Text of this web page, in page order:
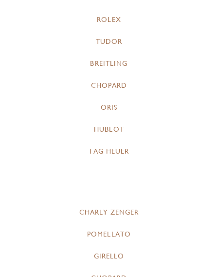
ROLEX
TUDOR
BREITLING
CHOPARD
ORIS
HUBLOT
TAG HEUER
CHARLY ZENGER
POMELLATO
GIRELLO